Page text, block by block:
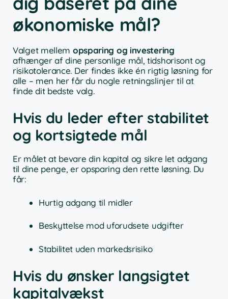
økonomiske mål?
Valget mellem opsparing og investering
afhænger af dine personlige mål, tidshorisont og
risikotolerance. Der findes ikke én rigtig løsning for
alle – men her får du nogle retningslinjer til at
finde dit bedste valg.
Hvis du leder efter stabilitet
og kortsigtede mål
Er målet at bevare din kapital og sikre let adgang
til dine penge, er opsparing den rette løsning. Du
får:
Hurtig adgang til midler
Beskyttelse mod uforudsete udgifter
Stabilitet uden markedsrisiko
Hvis du ønsker langsigtet
kapitalvækst